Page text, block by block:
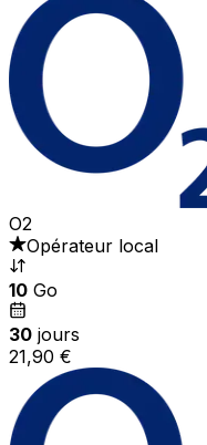
O2
Opérateur local
10 Go
30 jours
21,90 €